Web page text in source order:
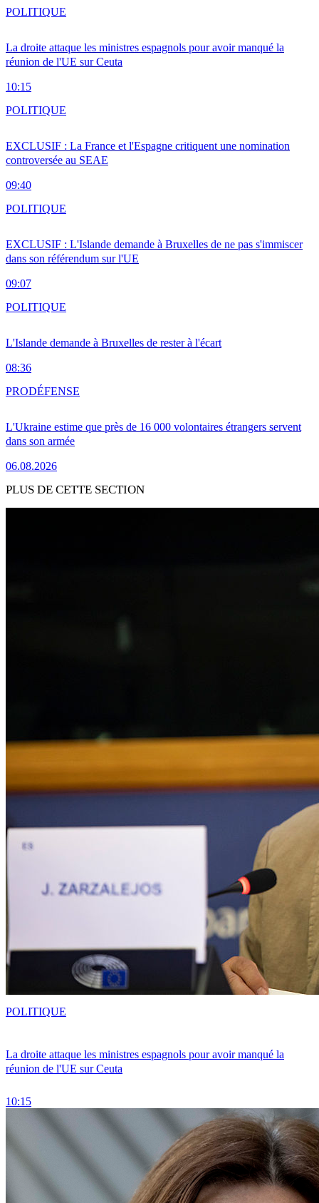
La droite attaque les ministres espagnols pour avoir manqué la
réunion de l'UE sur Ceuta
10:15
POLITIQUE
EXCLUSIF : La France et l'Espagne critiquent une nomination
controversée au SEAE
09:40
POLITIQUE
EXCLUSIF : L'Islande demande à Bruxelles de ne pas s'immiscer
dans son référendum sur l'UE
09:07
POLITIQUE
L'Islande demande à Bruxelles de rester à l'écart
08:36
POLITIQUE
L'Ukraine estime que près de 16 000 volontaires étrangers servent
dans son armée
06.08.2026
PRODÉFENSE
PLUS DE CETTE SECTION
La droite attaque les ministres espagnols pour avoir manqué la
réunion de l'UE sur Ceuta
10:15
POLITIQUE